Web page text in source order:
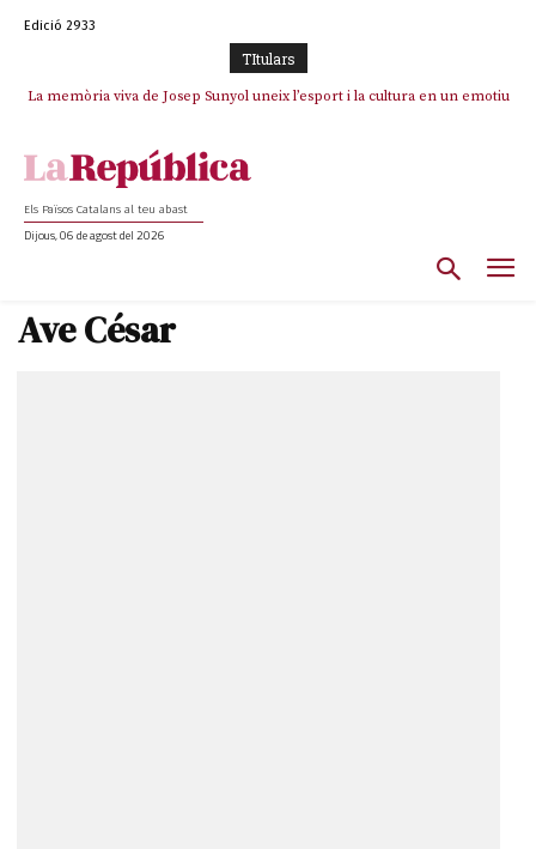
Edició 2933
TItulars
La memòria viva de Josep Sunyol uneix l’esport i la cultura en un emotiu
La “dignitat” a mitges de Marc Puigtió: renuncia a Girona pels àudios però
Els Països Catalans al teu abast
Dijous, 06 de agost del 2026
Ave César